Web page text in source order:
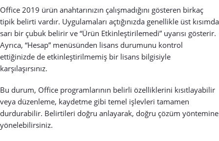
Office 2019 ürün anahtarınızın çalışmadığını gösteren birkaç
tipik belirti vardır. Uygulamaları açtığınızda genellikle üst kısımda
sarı bir çubuk belirir ve “Ürün Etkinleştirilemedi” uyarısı gösterir.
Ayrıca, “Hesap” menüsünden lisans durumunu kontrol
ettiğinizde de etkinleştirilmemiş bir lisans bilgisiyle
karşılaşırsınız.
Bu durum, Office programlarının belirli özelliklerini kısıtlayabilir
veya düzenleme, kaydetme gibi temel işlevleri tamamen
durdurabilir. Belirtileri doğru anlayarak, doğru çözüm yöntemine
yönelebilirsiniz.